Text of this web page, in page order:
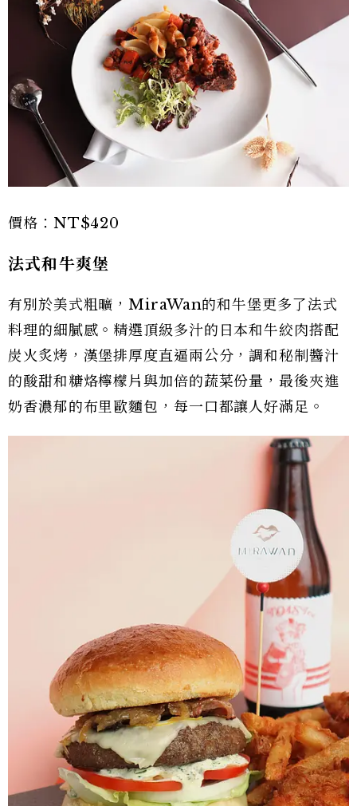
價格：NT$420
法式和牛爽堡
有別於美式粗曠，MiraWan的和牛堡更多了法式
料理的細膩感。精選頂級多汁的日本和牛絞肉搭配
炭火炙烤，漢堡排厚度直逼兩公分，調和秘制醬汁
的酸甜和糖烙檸檬片與加倍的蔬菜份量，最後夾進
奶香濃郁的布里歐麵包，每一口都讓人好滿足。